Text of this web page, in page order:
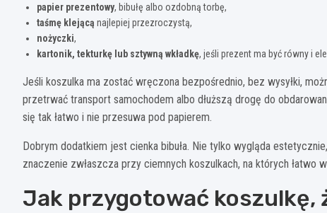
papier prezentowy, bibułę albo ozdobną torbę,
taśmę klejącą najlepiej przezroczystą,
nożyczki,
kartonik, tekturkę lub sztywną wkładkę, jeśli prezent ma być równy i
Jeśli koszulka ma zostać wręczona bezpośrednio, bez wysyłki,
przetrwać transport samochodem albo dłuższą drogę do
się tak łatwo i nie przesuwa pod papierem.
Dobrym dodatkiem jest cienka bibuła. Nie tylko wygląda
znaczenie zwłaszcza przy ciemnych koszulkach, na których łatwo
Jak przygotować koszulkę,